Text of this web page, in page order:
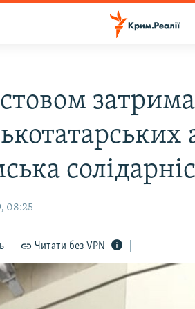
08:25
Читати без VPN